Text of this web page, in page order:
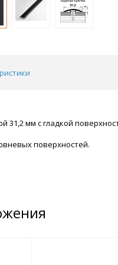
31,2 мм с гладкой
поверхностей.